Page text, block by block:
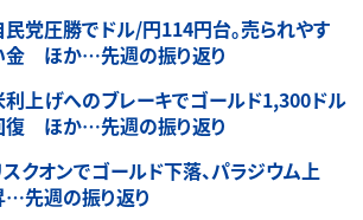
民党圧勝でドル/円114円台。売られやす
金 ほか…先週の振り返り
利上げへのブレーキでゴールド1,300ドル
復 ほか…先週の振り返り
スクオンでゴールド下落、パラジウム上
…先週の振り返り